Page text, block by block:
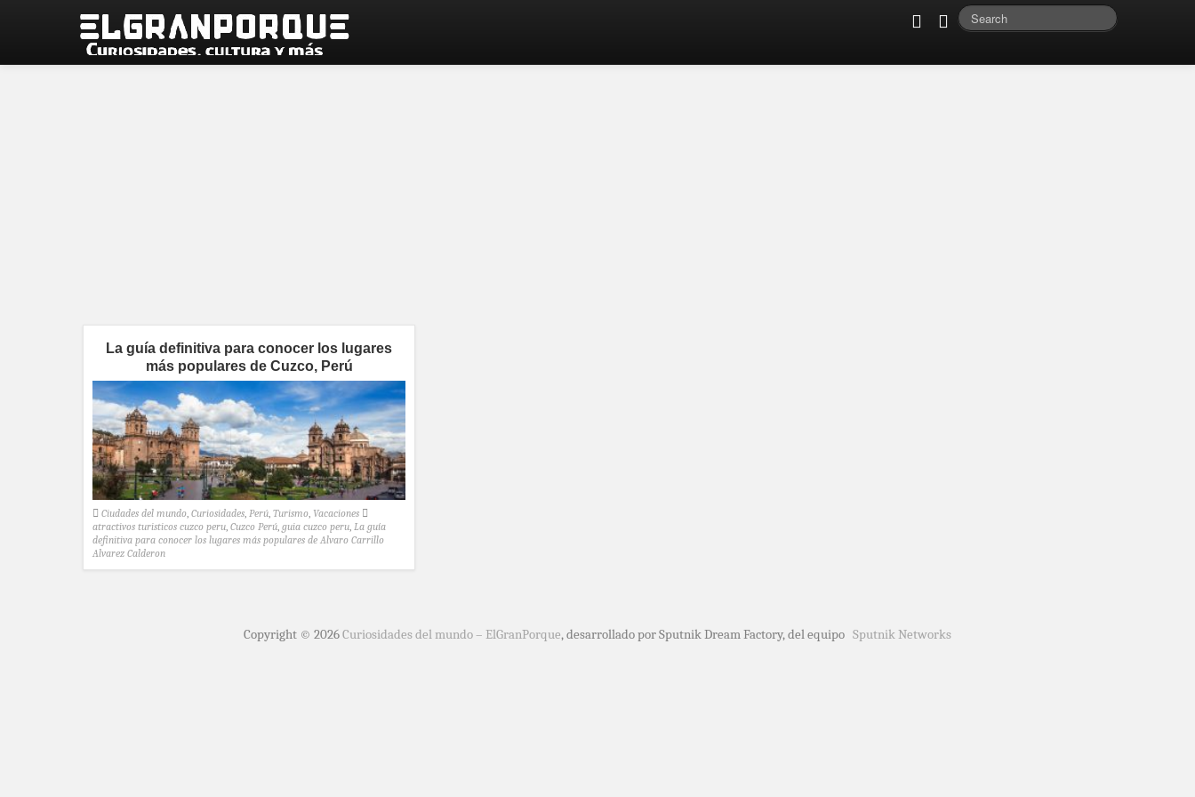
La guía definitiva para conocer los lugares
más populares de Cuzco, Perú
Ciudades del mundo Curiosidades Perú Turismo Vacaciones
atractivos turisticos cuzco peru Cuzco Perú guia cuzco peru La guía
definitiva para conocer los lugares más populares de Alvaro Carrillo
Alvarez Calderon
Copyright © 2026Curiosidades del mundo – ElGranPorque, desarrollado por Sputnik Dream Factory, del equipo Sputnik Networks